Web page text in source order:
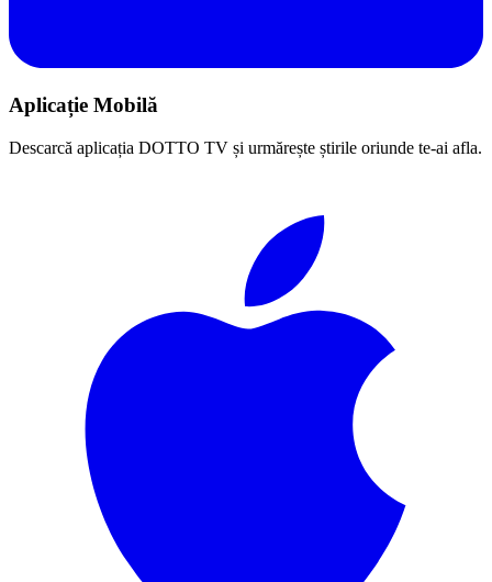
Aplicație Mobilă
Descarcă aplicația DOTTO TV și urmărește știrile oriunde te-ai afla.